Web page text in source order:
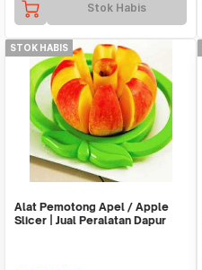
Stok Habis
STOK HABIS
Alat Pemotong Apel / Apple
Slicer | Jual Peralatan Dapur